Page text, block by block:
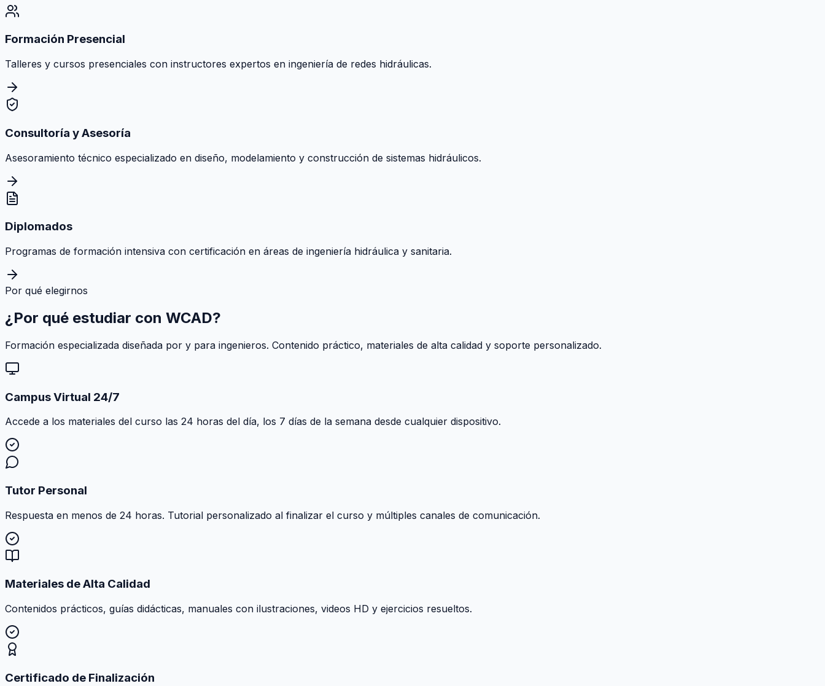
Formación Presencial
Talleres y cursos presenciales con instructores expertos en ingeniería de redes hidráulicas.
Consultoría y Asesoría
Asesoramiento técnico especializado en diseño, modelamiento y construcción de sistemas hidráulicos.
Diplomados
Programas de formación intensiva con certificación en áreas de ingeniería hidráulica y sanitaria.
Por qué elegirnos
¿Por qué estudiar con WCAD?
Formación especializada diseñada por y para ingenieros. Contenido práctico, materiales de alta calidad y soporte personalizado.
Campus Virtual 24/7
Accede a los materiales del curso las 24 horas del día, los 7 días de la semana desde cualquier dispositivo.
Tutor Personal
Respuesta en menos de 24 horas. Tutorial personalizado al finalizar el curso y múltiples canales de comunicación.
Materiales de Alta Calidad
Contenidos prácticos, guías didácticas, manuales con ilustraciones, videos HD y ejercicios resueltos.
Certificado de Finalización